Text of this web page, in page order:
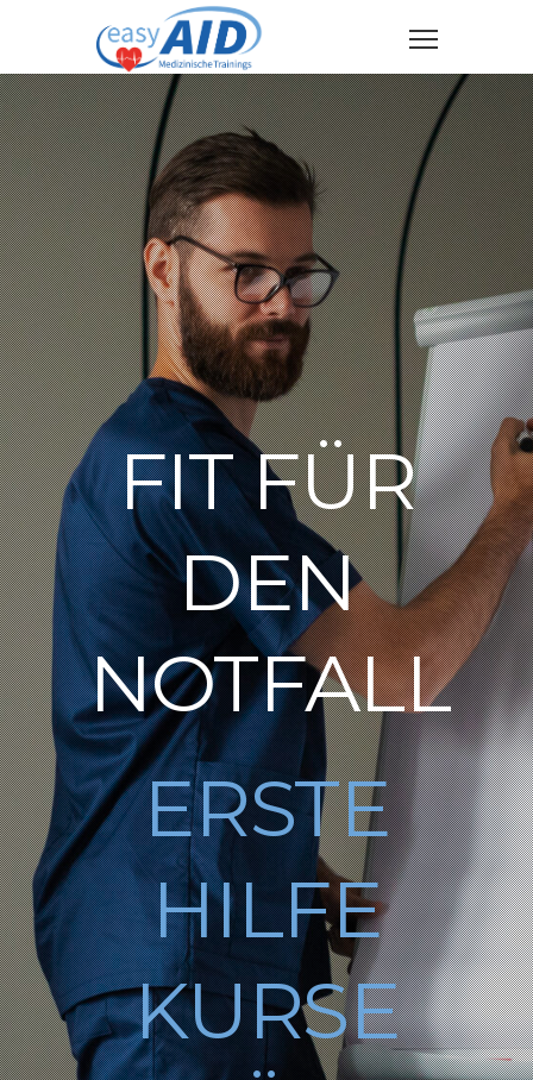
FIT FÜR
DEN
NOTFALL
ERSTE
HILFE
KURSE